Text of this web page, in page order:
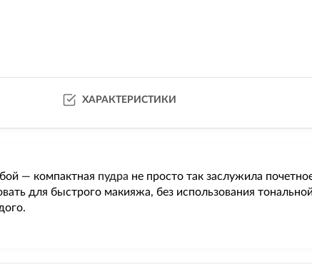
ХАРАКТЕРИСТИКИ
— компактная пудра не просто так заслужила
для быстрого макияжа, без использования